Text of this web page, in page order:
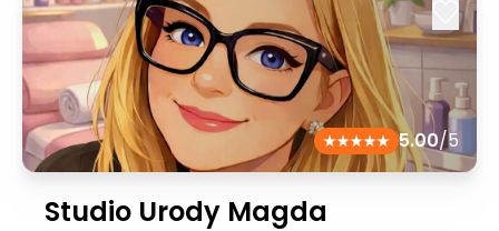
5.00/5
Studio Urody Magda